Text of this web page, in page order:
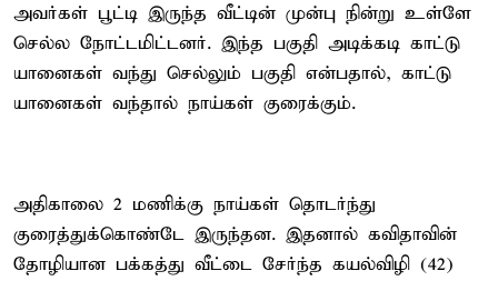
அவர்கள் பூட்டி இருந்த வீட்டின் முன்பு நின்று உள்ளே
செல்ல நோட்டமிட்டனர். இந்த பகுதி அடிக்கடி காட்டு
யானைகள் வந்து செல்லும் பகுதி என்பதால், காட்டு
யானைகள் வந்தால் நாய்கள் குரைக்கும்.
அதிகாலை 2 மணிக்கு நாய்கள் தொடர்ந்து
குரைத்துக்கொண்டே இருந்தன. இதனால் கவிதாவின்
தோழியான பக்கத்து வீட்டை சேர்ந்த கயல்விழி (42)